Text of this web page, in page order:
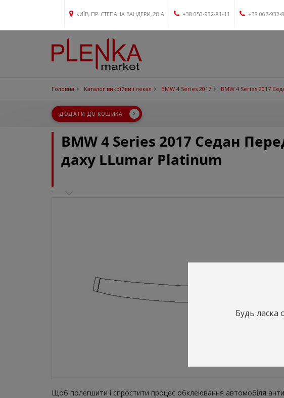
КИЇВ, ПР. СТЕПАНА БАНДЕРИ, 28 А +38 050-932-81-11 +38 067-932-
Головна Каталог викрійки і лекал BMW 4 Series 2017 BMW 4 Series 2017
ДОДАТИ ДО КОШИКА
BMW 4 Series 2017 Седан
даху LLumar Platinum
Щоб полегшити і спростити процес обклеювання автомобіля
Будь ласка